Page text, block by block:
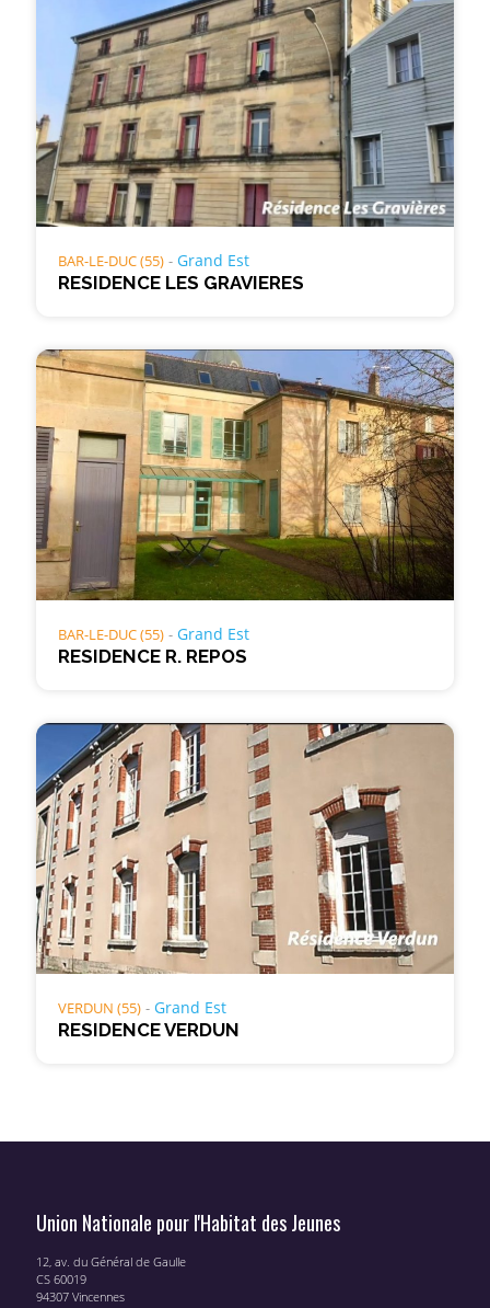
BAR-LE-DUC (55) Grand Est
RESIDENCE LES GRAVIERES
BAR-LE-DUC (55) Grand Est
RESIDENCE R. REPOS
VERDUN (55) Grand Est
RESIDENCE VERDUN
Union Nationale pour l'Habitat des Jeunes
12, av. du Général de Gaulle
CS 60019
94307 Vincennes